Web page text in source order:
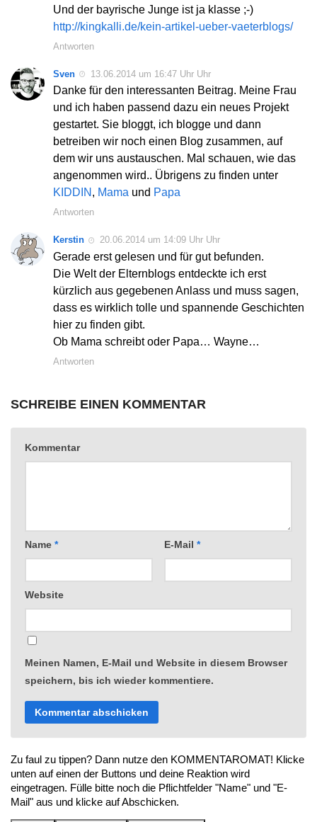
Und der bayrische Junge ist ja klasse ;-)
http://kingkalli.de/kein-artikel-ueber-vaeterblogs/
Antworten
Sven 13.06.2014 um 16:47 Uhr Uhr
Danke für den interessanten Beitrag. Meine Frau
und ich haben passend dazu ein neues Projekt
gestartet. Sie bloggt, ich blogge und dann
betreiben wir noch einen Blog zusammen, auf
dem wir uns austauschen. Mal schauen, wie das
angenommen wird.. Übrigens zu finden unter
KIDDIN , Mama und Papa
Antworten
Kerstin 20.06.2014 um 14:09 Uhr Uhr
Gerade erst gelesen und für gut befunden.
Die Welt der Elternblogs entdeckte ich erst
kürzlich aus gegebenen Anlass und muss sagen,
dass es wirklich tolle und spannende Geschichten
hier zu finden gibt.
Ob Mama schreibt oder Papa… Wayne…
Antworten
SCHREIBE EINEN KOMMENTAR
Kommentar
Name * E-Mail *
Website
Meinen Namen, E-Mail und Website in diesem Browser
speichern, bis ich wieder kommentiere.
Zu faul zu tippen? Dann nutze den KOMMENTAROMAT! Klicke
unten auf einen der Buttons und deine Reaktion wird
eingetragen. Fülle bitte noch die Pflichtfelder "Name" und "E-
Mail" aus und klicke auf Abschicken.